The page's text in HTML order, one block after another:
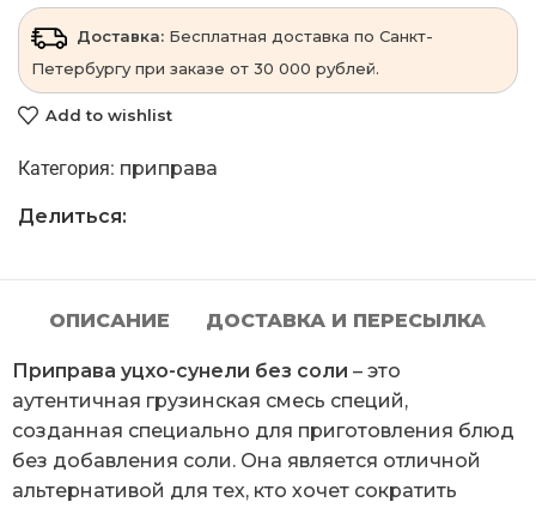
Доставка: Бесплатная доставка по Санкт-
Петербургу при заказе от 30 000 рублей.
Add to wishlist
Категория: приправа
Делиться:
ОПИСАНИЕ ДОСТАВКА И ПЕРЕСЫЛКА
Приправа уцхо-сунели без соли – это
аутентичная грузинская смесь специй,
созданная специально для приготовления блюд
без добавления соли. Она является отличной
альтернативой для тех, кто хочет сократить